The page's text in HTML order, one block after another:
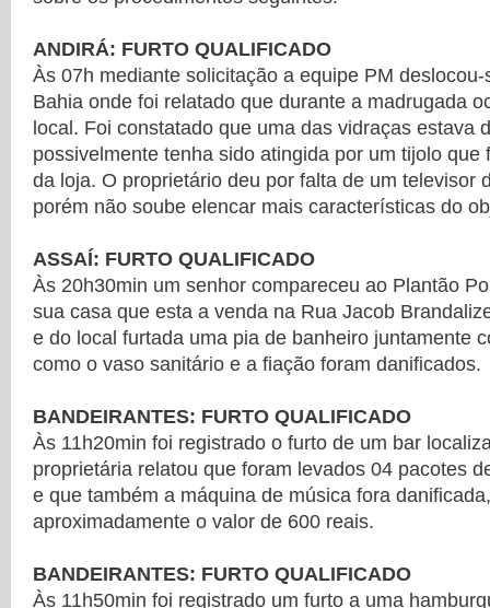
ANDIRÁ: FURTO QUALIFICADO
Às 07h mediante solicitação a equipe PM
Bahia onde foi relatado que durante a madrugada
local. Foi constatado que uma das vidraças estava
possivelmente tenha sido atingida por um tijolo que
da loja. O proprietário deu por falta de um televisor
porém não soube elencar mais características do
ASSAÍ: FURTO QUALIFICADO
Às 20h30min um senhor compareceu ao Plantão
sua casa que esta a venda na Rua Jacob
e do local furtada uma pia de banheiro juntamente
como o vaso sanitário e a fiação foram danificados.
BANDEIRANTES: FURTO QUALIFICADO
Às 11h20min foi registrado o furto de um bar
proprietária relatou que foram levados 04 pacotes
e que também a máquina de música fora
aproximadamente o valor de 600 reais.
BANDEIRANTES: FURTO QUALIFICADO
Às 11h50min foi registrado um furto a uma